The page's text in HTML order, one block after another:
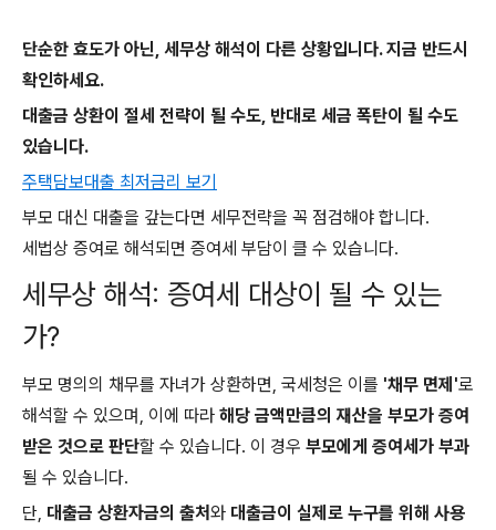
단순한 효도가 아닌, 세무상 해석이 다른 상황입니다. 지금 반드시
확인하세요.
대출금 상환이 절세 전략이 될 수도, 반대로 세금 폭탄이 될 수도
있습니다.
주택담보대출 최저금리 보기
부모 대신 대출을 갚는다면 세무전략을 꼭 점검해야 합니다.
세법상 증여로 해석되면 증여세 부담이 클 수 있습니다.
세무상 해석: 증여세 대상이 될 수 있는
가?
부모 명의의 채무를 자녀가 상환하면, 국세청은 이를 '채무 면제'로
해석할 수 있으며, 이에 따라 해당 금액만큼의 재산을 부모가 증여
받은 것으로 판단할 수 있습니다. 이 경우 부모에게 증여세가 부과
될 수 있습니다.
단, 대출금 상환자금의 출처와 대출금이 실제로 누구를 위해 사용